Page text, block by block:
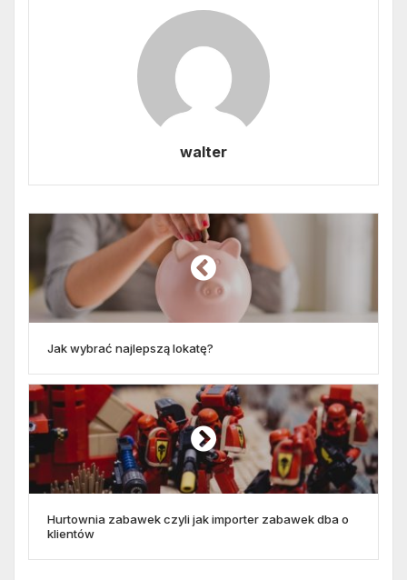
walter
Jak wybrać najlepszą lokatę?
Hurtownia zabawek czyli jak importer zabawek dba o
klientów